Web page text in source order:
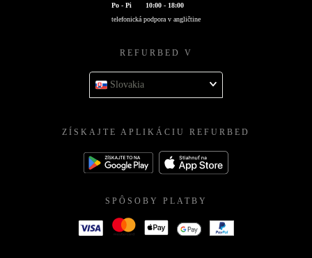
Po - Pi
10:00 - 18:00
telefonická podpora v angličtine
REFURBED V
Slovakia
ZÍSKAJTE APLIKÁCIU REFURBED
SPÔSOBY PLATBY